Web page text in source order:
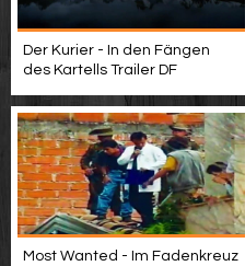
Der Kurier - In den Fängen
des Kartells Trailer DF
Most Wanted - Im Fadenkreuz